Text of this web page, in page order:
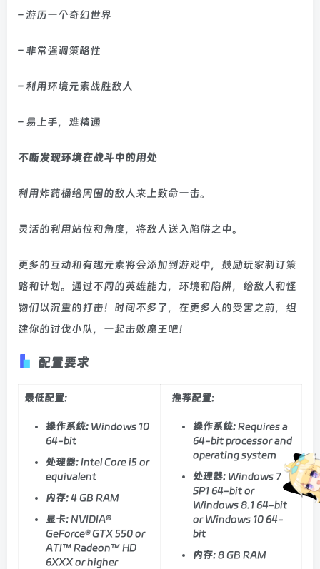
– 游历一个奇幻世界
– 非常强调策略性
– 利用环境元素战胜敌人
– 易上手，难精通
不断发现环境在战斗中的用处
利用炸药桶给周围的敌人来上致命一击。
灵活的利用站位和角度，将敌人送入陷阱之中。
更多的互动和有趣元素将会添加到游戏中，鼓励玩家制订策
略和计划。通过不同的英雄能力，环境和陷阱，给敌人和怪
物们以沉重的打击！时间不多了，在更多人的受害之前，组
建你的讨伐小队，一起击败魔王吧！
配置要求
最低配置:
操作系统: Windows 10
64-bit
处理器:Intel Core i5 or
equivalent
内存:4 GB RAM
显卡:NVIDIA®
GeForce® GTX 550 or
ATI™ Radeon™ HD
6XXX or higher
推荐配置:
操作系统:Requires a
64-bit processor and
operating system
处理器: Windows 7
SP1 64-bit or
Windows 8.1 64-bit
or Windows 10 64-
bit
内存:8 GB RAM